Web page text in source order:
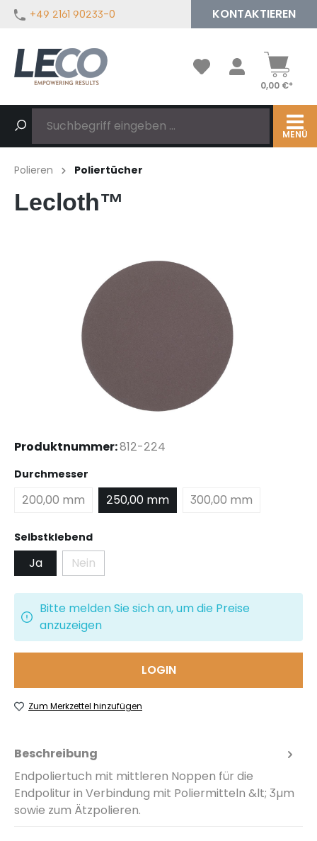
springen
+49 2161 90233-0 KONTAKTIEREN
MENÜ
0,00 €*
Polieren Poliertücher
Lecloth™
Bildergalerie überspringen
Produktnummer:812-224
Durchmesser
200,00 mm 250,00 mm 300,00 mm
Selbstklebendauswählen
Ja Nein(Diese Option ist zurzeit nicht verfügbar.)
Bitte melden Sie sich an, um die Preise
anzuzeigen
LOGIN
Zum Merkzettel hinzufügen
Beschreibung
Endpoliertuch mit mittleren Noppen für die
Endpolitur in Verbindung mit Poliermitteln &lt; 3µm
sowie zum Ätzpolieren.